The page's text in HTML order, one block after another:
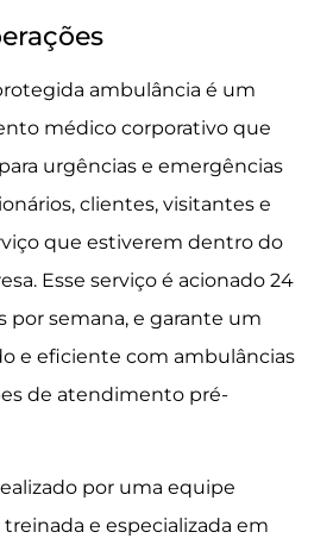
ambulância é um
médico corporativo que
urgências e emergências
clientes, visitantes e
que estiverem dentro do
Esse serviço é acionado 24
por semana, e garante um
e eficiente com ambulâncias
de atendimento pré-
por uma equipe
e especializada em